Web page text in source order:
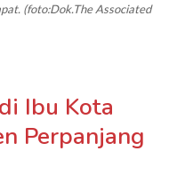
(foto:Dok.The Associated
Ibu Kota
Perpanjang